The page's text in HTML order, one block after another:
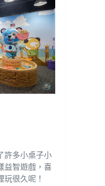
許多小桌子小
益智遊戲，喜
很久呢！